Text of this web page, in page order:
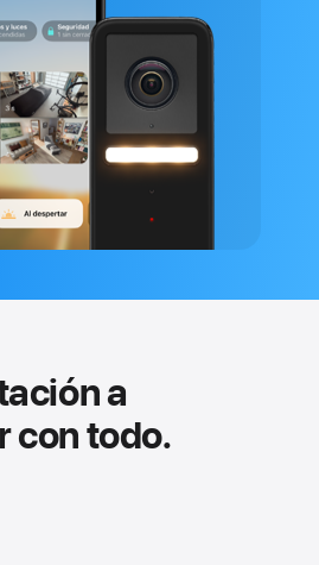
a
con todo.